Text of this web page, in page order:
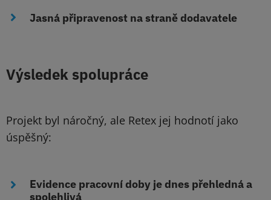
Jasná připravenost na straně dodavatele
Výsledek spolupráce
Projekt byl náročný, ale Retex jej hodnotí jako
úspěšný:
Evidence pracovní doby je dnes přehledná a
spolehlivá